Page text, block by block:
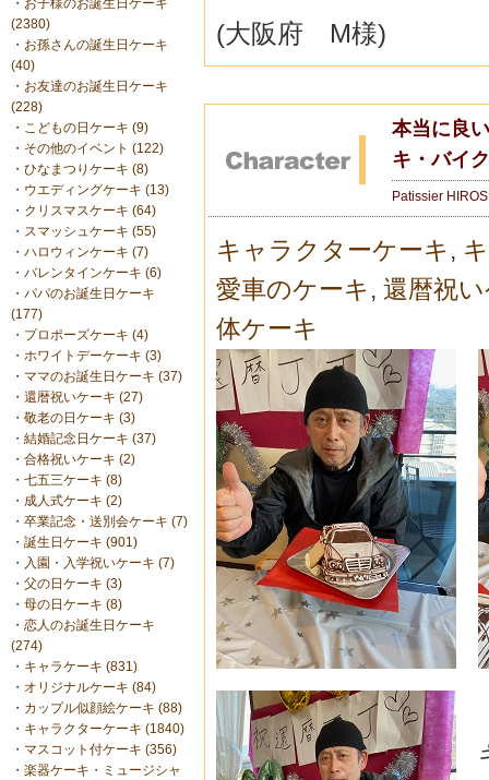
・ お子様のお誕生日ケーキ
(2380)
・ お孫さんの誕生日ケーキ
(40)
・ お友達のお誕生日ケーキ
(228)
・ こどもの日ケーキ (9)
・ その他のイベント (122)
・ ひなまつりケーキ (8)
・ ウエディングケーキ (13)
・ クリスマスケーキ (64)
・ スマッシュケーキ (55)
・ ハロウィンケーキ (7)
・ バレンタインケーキ (6)
・ パパのお誕生日ケーキ
(177)
・ プロポーズケーキ (4)
・ ホワイトデーケーキ (3)
・ ママのお誕生日ケーキ (37)
・ 還暦祝いケーキ (27)
・ 敬老の日ケーキ (3)
・ 結婚記念日ケーキ (37)
・ 合格祝いケーキ (2)
・ 七五三ケーキ (8)
・ 成人式ケーキ (2)
・ 卒業記念・送別会ケーキ (7)
・ 誕生日ケーキ (901)
・ 入園・入学祝いケーキ (7)
・ 父の日ケーキ (3)
・ 母の日ケーキ (8)
・ 恋人のお誕生日ケーキ
(274)
・ キャラケーキ (831)
・ オリジナルケーキ (84)
・ カップル似顔絵ケーキ (88)
・ キャラクターケーキ (1840)
・ マスコット付ケーキ (356)
・ 楽器ケーキ・ミュージシャ
(大阪府 M様)
本当に良
キ・バイ
Patissier
キャラクターケーキ ,
愛車のケーキ , 還暦祝
体ケーキ